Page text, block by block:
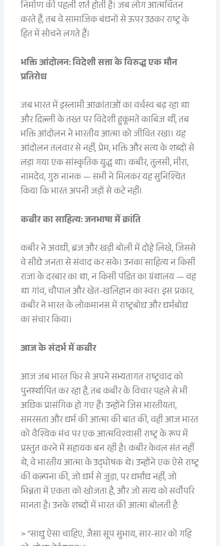
निर्माण की पहली शर्त होती है। जब लोग आत्मचिंतन
करते हैं, तब वे सामाजिक बंधनों से ऊपर उठकर राष्ट्र के
हित में सोचने लगते हैं।
भक्ति आंदोलन: विदेशी सत्ता के विरुद्ध एक मौन
प्रतिरोध
जब भारत में इस्लामी आक्रांताओं का वर्चस्व बढ़ रहा था
और दिल्ली के तख्त पर विदेशी हुकूमतें काबिज थीं, तब
भक्ति आंदोलन ने भारतीय आत्मा को जीवित रखा। यह
आंदोलन तलवार से नहीं, प्रेम, भक्ति और सत्य के शब्दों से
लड़ा गया एक सांस्कृतिक युद्ध था। कबीर, तुलसी, मीरा,
नामदेव, गुरु नानक — सभी ने मिलकर यह सुनिश्चित
किया कि भारत अपनी जड़ों से कटे नहीं।
कबीर का साहित्य: जनभाषा में क्रांति
कबीर ने अवधी, ब्रज और खड़ी बोली में दोहे लिखे, जिससे
वे सीधे जनता से संवाद कर सके। उनका साहित्य न किसी
राजा के दरबार का था, न किसी पंडित का ग्रंथालय — वह
था गांव, चौपाल और खेत-खलिहान का स्वर। इस प्रकार,
कबीर ने भारत के लोकमानस में राष्ट्रबोध और धर्मबोध
का संचार किया।
आज के संदर्भ में कबीर
आज जब भारत फिर से अपने सभ्यतागत राष्ट्रवाद को
पुनर्स्थापित कर रहा है, तब कबीर के विचार पहले से भी
अधिक प्रासंगिक हो गए हैं। उन्होंने जिस भारतीयता,
समरसता और धर्म की आत्मा की बात की, वही आज भारत
को वैश्विक मंच पर एक आत्मविश्वासी राष्ट्र के रूप में
प्रस्तुत करने में सहायक बन रही है। कबीर केवल संत नहीं
थे, वे भारतीय आत्मा के उद्घोषक थे। उन्होंने एक ऐसे राष्ट्र
की कल्पना की, जो धर्म से जुड़ा, पर धर्मांध नहीं, जो
भिन्नता में एकता को खोजता है, और जो सत्य को सर्वोपरि
मानता है। उनके शब्दों में भारत की आत्मा बोलती है:
> “साधु ऐसा चाहिए, जैसा सूप सुभाय, सार-सार को गहि